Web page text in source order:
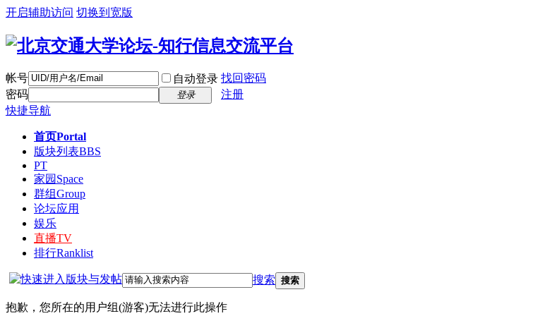
开启辅助访问 切换到宽版
帐号 自动登录 找回密码
密码
登录
注册
快捷导航
首页Portal
版块列表BBS
PT
家园 Space
群组Group
论坛应用
娱乐
直播TV
排行Ranklist
搜索 搜索
抱歉，您所在的用户组(游客)无法进行此操作